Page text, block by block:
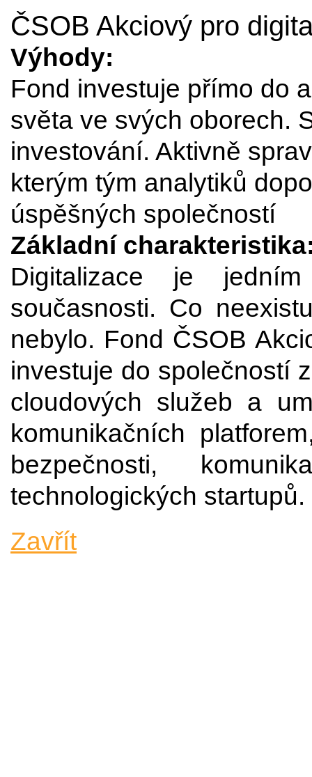
ČSOB Akciový pro
Výhody:
Fond investuje přímo do
světa ve svých oborech.
investování. Aktivně
kterým tým analytiků
úspěšných společností
Základní
Digitalizace je
současnosti. Co
nebylo. Fond ČSOB
investuje do společností
cloudových služeb a
komunikačních
bezpečnosti,
technologických startupů.
Zavřít